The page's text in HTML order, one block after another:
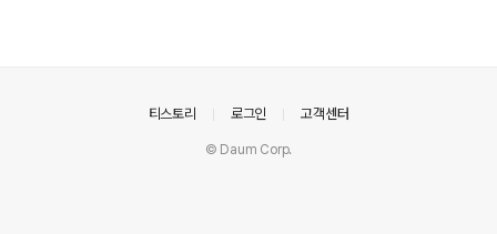
티스토리 로그인 고객센터
© Daum Corp.